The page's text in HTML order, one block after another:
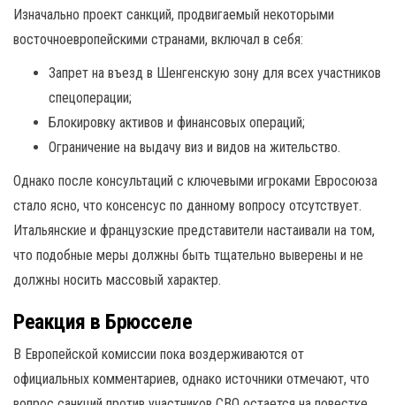
Изначально проект санкций, продвигаемый некоторыми
восточноевропейскими странами, включал в себя:
Запрет на въезд в Шенгенскую зону для всех участников
спецоперации;
Блокировку активов и финансовых операций;
Ограничение на выдачу виз и видов на жительство.
Однако после консультаций с ключевыми игроками Евросоюза
стало ясно, что консенсус по данному вопросу отсутствует.
Итальянские и французские представители настаивали на том,
что подобные меры должны быть тщательно выверены и не
должны носить массовый характер.
Реакция в Брюсселе
В Европейской комиссии пока воздерживаются от
официальных комментариев, однако источники отмечают, что